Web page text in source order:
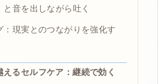
と音を出しながら吐く
：現実とのつながりを強化す
るセルフケア：継続で効く